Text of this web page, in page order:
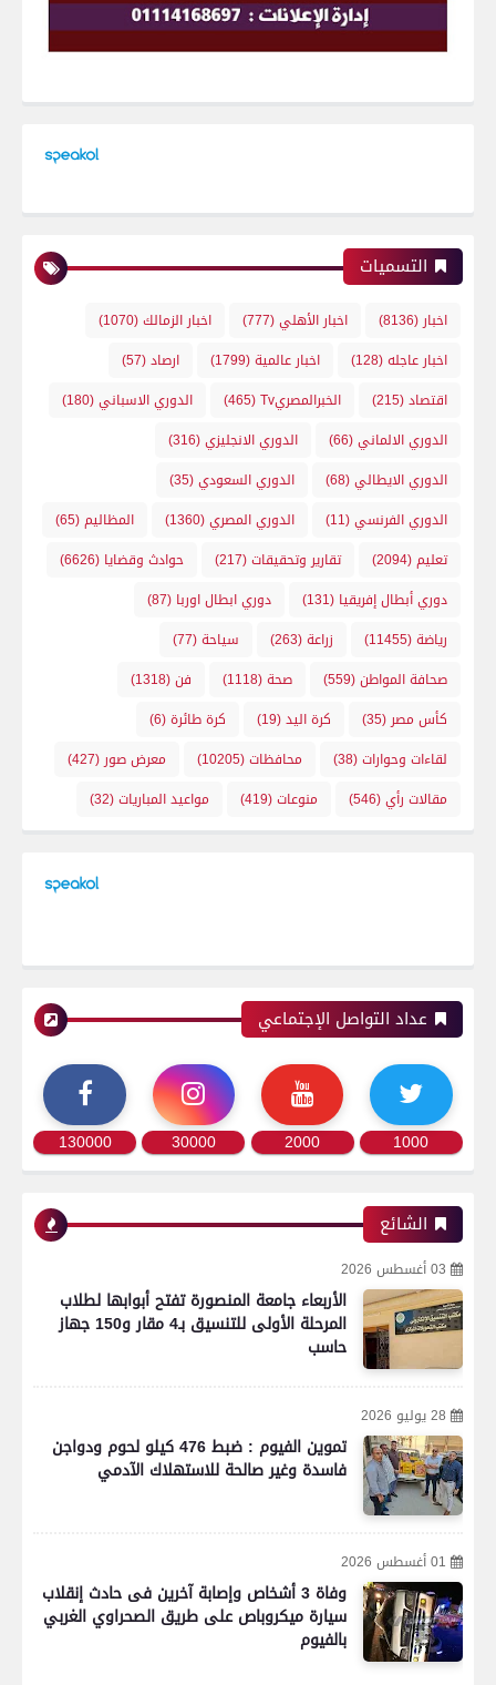
التسميات
اخبار(8136) اخبار الأهلي(777) اخبار الزمالك(1070)
اخبار عاجله(128) اخبار عالمية(1799) ارصاد(57)
اقتصاد(215) الخبرالمصريTv (465) الدوري الاسباني(180)
الدوري الالماني(66) الدوري الانجليزي(316)
الدوري الايطالي(68) الدوري السعودي(35)
الدوري الفرنسي(11) الدوري المصري(1360) المظاليم(65)
تعليم(2094) تقارير وتحقيقات(217) حوادث وقضايا (6626)
دوري أبطال إفريقيا (131) دوري ابطال اوربا (87)
رياضة(11455) زراعة(263) سياحة(77)
صحافة المواطن(559) صحة(1118) فن(1318)
كأس مصر(35) كرة اليد(19) كرة طائرة(6)
لقاءات وحوارات(38) محافظات(10205) معرض صور(427)
مقالات رأي(546) منوعات(419) مواعيد المباريات(32)
عداد التواصل الإجتماعي
1000
2000
30000
130000
الشائع
03 أغسطس 2026
الأربعاء جامعة المنصورة تفتح أبوابها لطلاب
المرحلة الأولى للتنسيق بـ4 مقار و150 جهاز
حاسب
28 يوليو 2026
تموين الفيوم : ضبط 476 كيلو لحوم ودواجن
فاسدة وغير صالحة للاستهلاك الآدمي
01 أغسطس 2026
وفاة 3 أشخاص وإصابة آخرين فى حادث إنقلاب
سيارة ميكروباص على طريق الصحراوي الغربي
بالفيوم